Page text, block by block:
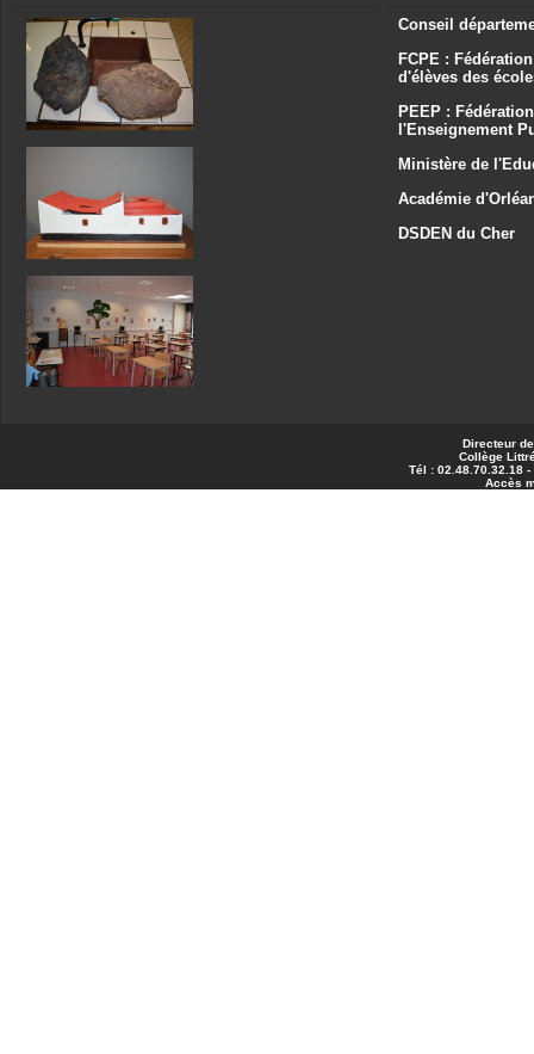
Conseil
FCPE :
d'élèves des
PEEP :
l'Enseignement
Ministère de
Académie
DSDEN du Cher
Directeur
Collège
Tél : 02.48.70.32.18
Accès